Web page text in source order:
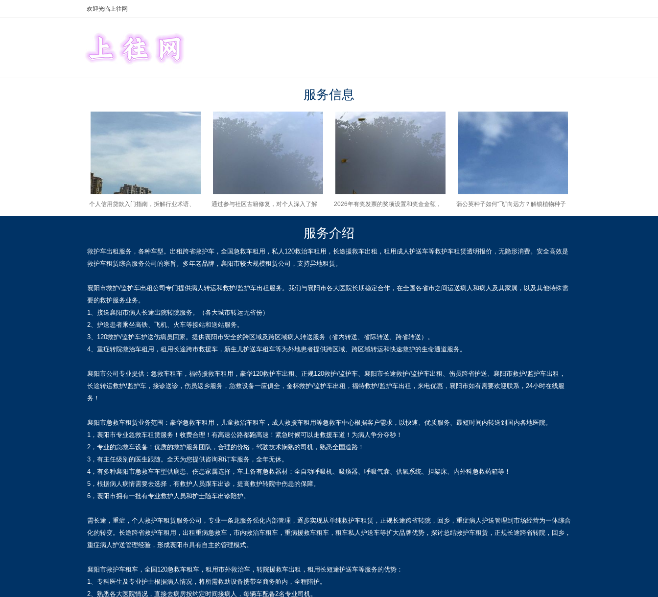
欢迎光临上往网
服务信息
个人信用贷款入门指南，拆解行业术语、
产品分类与办理原则
通过参与社区古籍修复，对个人深入了解
本地历史有哪些具体帮助？
2026年有奖发票的奖项设置和奖金金额，
通常会有哪些种类和等级？
蒲公英种子如何“飞”向远方？解锁植物种子
传播中的空气动力学小知识
服务介绍
救护车出租服务，各种车型。出租跨省救护车，全国急救车租用，私人120救治车租用，长途援救车出租，租用成人护送车等救护车租赁透明报价，无隐形消费。安全高效是
救护车租赁综合服务公司的宗旨。多年老品牌，襄阳市较大规模租赁公司，支持异地租赁。
襄阳市救护/监护车出租公司专门提供病人转运和救护/监护车出租服务。我们与襄阳市各大医院长期稳定合作，在全国各省市之间运送病人和病人及其家属，以及其他特殊需
要的救护服务业务。
1、接送襄阳市病人长途出院转院服务。（各大城市转运无省份）
2、护送患者乘坐高铁、飞机、火车等接站和送站服务。
3、120救护/监护车护送伤病员回家。提供襄阳市安全的跨区域及跨区域病人转送服务（省内转送、省际转送、跨省转送）。
4、重症转院救治车租用，租用长途跨市救援车，新生儿护送车租车等为外地患者提供跨区域、跨区域转运和快速救护的生命通道服务。
襄阳市公司专业提供：急救车租车，福特援救车租用，豪华120救护车出租、正规120救护/监护车、襄阳市长途救护/监护车出租、伤员跨省护送、襄阳市救护/监护车出租，
长途转运救护/监护车，接诊送诊，伤员返乡服务，急救设备一应俱全，金杯救护/监护车出租，福特救护/监护车出租，来电优惠，襄阳市如有需要欢迎联系，24小时在线服
务！
襄阳市急救车租赁业务范围：豪华急救车租用，儿童救治车租车，成人救援车租用等急救车中心根据客户需求，以快速、优质服务、最短时间内转送到国内各地医院。
1，襄阳市专业急救车租赁服务！收费合理！有高速公路都跑高速！紧急时候可以走救援车道！为病人争分夺秒！
2，专业的急救车设备！优质的救护服务团队，合理的价格，驾驶技术娴熟的司机，熟悉全国道路！
3，有主任级别的医生跟随。全天为您提供咨询和订车服务，全年无休。
4，有多种襄阳市急救车车型供病患、伤患家属选择，车上备有急救器材：全自动呼吸机、吸痰器、呼吸气囊、供氧系统、担架床、内外科急救药箱等！
5，根据病人病情需要去选择，有救护人员跟车出诊，提高救护转院中伤患的保障。
6，襄阳市拥有一批有专业救护人员和护士随车出诊陪护。
需长途，重症，个人救护车租赁服务公司，专业一条龙服务强化内部管理，逐步实现从单纯救护车租赁，正规长途跨省转院，回乡，重症病人护送管理到市场经营为一体综合
化的转变。长途跨省救护车租用，出租重病急救车，市内救治车租车，重病援救车租车，租车私人护送车等扩大品牌优势，探讨总结救护车租赁，正规长途跨省转院，回乡，
重症病人护送管理经验，形成襄阳市具有自主的管理模式。
襄阳市救护车租车，全国120急救车租车，租用市外救治车，转院援救车出租，租用长短途护送车等服务的优势：
1、专科医生及专业护士根据病人情况，将所需救助设备携带至商务舱内，全程陪护。
2、熟悉各大医院情况，直接去病房按约定时间接病人，每辆车配备2名专业司机。